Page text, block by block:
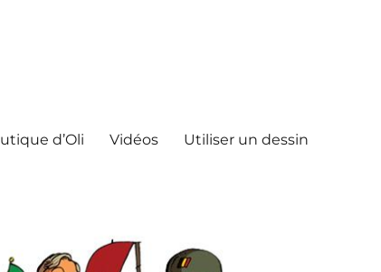
d’Oli Vidéos Utiliser un dessin